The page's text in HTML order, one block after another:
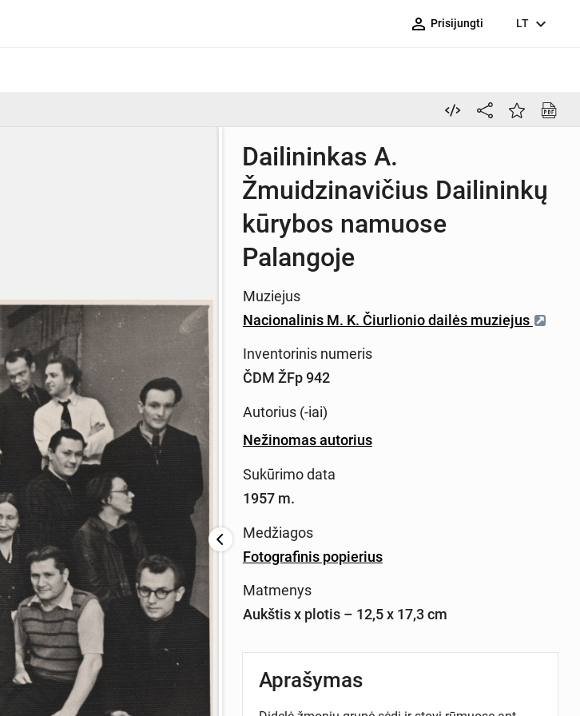
person_outline Prisijungti LT expand_more
Dailininkas A.
Žmuidzinavičius Dailininkų
kūrybos namuose
Palangoje
Muziejus
Nacionalinis M. K. Čiurlionio dailės muziejus
Inventorinis numeris
ČDM ŽFp 942
Autorius (-iai)
Nežinomas autorius
Sukūrimo data
1957 m.
Medžiagos
Fotografinis popierius
Matmenys
Aukštis x plotis – 12,5 x 17,3 cm
Aprašymas